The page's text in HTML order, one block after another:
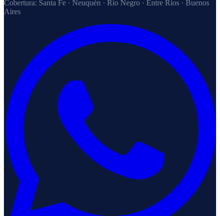
Cobertura: Santa Fe · Neuquén · Río Negro · Entre Ríos · Buenos
Aires